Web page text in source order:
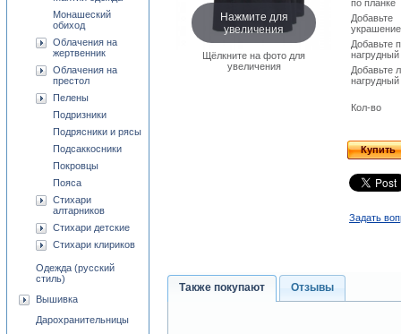
Нажмите для
увеличения
Щёлкните на фото для
увеличения
по планке
Добавьте
Добавьте
Добавьте
Кол-во
Купить
Задать
Также покупают Отзывы
Монашеский
обиход
Облачения на
жертвенник
Облачения на
престол
Пелены
Подризники
Подрясники и рясы
Подсаккосники
Покровцы
Пояса
Стихари
алтарников
Стихари детские
Стихари клириков
Одежда (русский
стиль)
Вышивка
Дарохранительницы